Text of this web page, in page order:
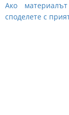
Ако
споделете с